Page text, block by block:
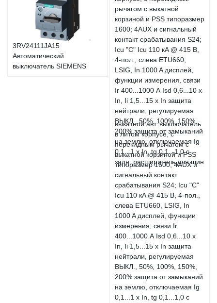
3RV24111JA15
Автоматический
выключатель SIEMENS
выкатной авт. выключатель
в литом корпусе, с
перекидным рычагом с
выкатной корзиной и PSS
типоразмер 1600; 4AUX и
сигнальный контакт
срабатывания S24; Icu "C"
Icu 110 кA @ 415 В, 4-пол.,
слева ETU660, LSIG, In
1000 A дисплей, функции
измерения, связи Ir
400...1000 А Isd 0,6...10 x
In, Ii 1,5...15 x In защита
нейтрали, регулируемая
ВЫКЛ., 50%, 100%, 150%,
200% защита от замыканий
на землю, отключаемая Ig
0,1...1 x In, tg 0,1...1,0 с